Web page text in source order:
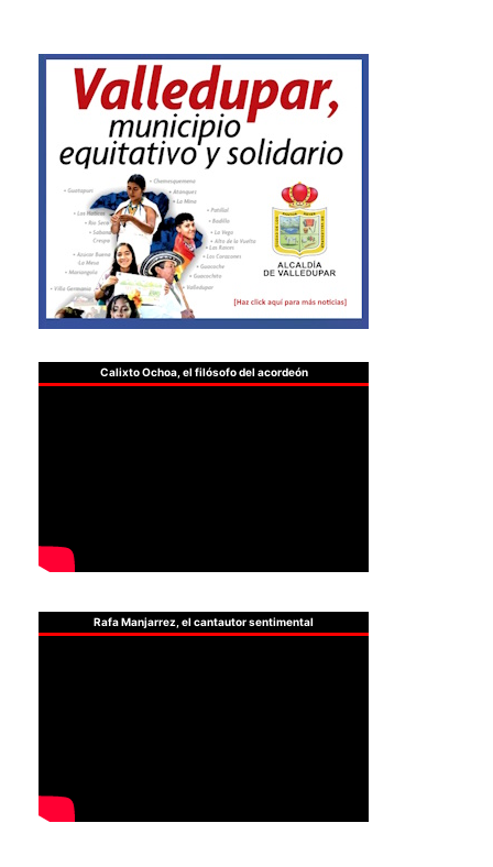
Calixto Ochoa, el filósofo del acordeón
Rafa Manjarrez, el cantautor sentimental